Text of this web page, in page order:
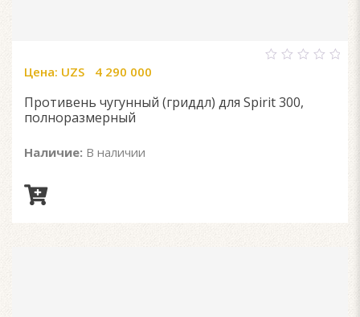
5
Цена: UZS 4 290 000
Противень чугунный (гриддл) для Spirit 300,
полноразмерный
Наличие: В наличии